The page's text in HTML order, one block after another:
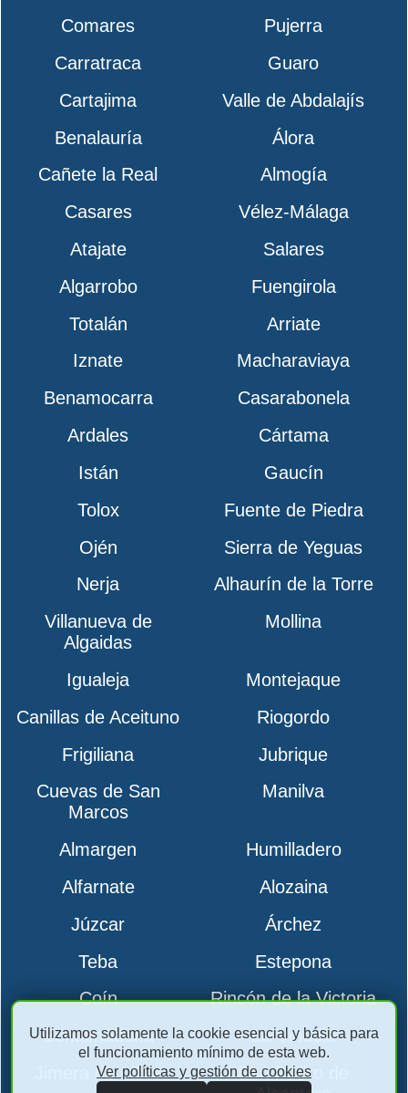
Comares
Pujerra
Carratraca
Guaro
Cartajima
Valle de Abdalajís
Benalauría
Álora
Cañete la Real
Almogía
Casares
Vélez-Málaga
Atajate
Salares
Algarrobo
Fuengirola
Totalán
Arriate
Iznate
Macharaviaya
Benamocarra
Casarabonela
Ardales
Cártama
Istán
Gaucín
Tolox
Fuente de Piedra
Ojén
Sierra de Yeguas
Nerja
Alhaurín de la Torre
Villanueva de
Algaidas
Mollina
Igualeja
Montejaque
Canillas de Aceituno
Riogordo
Frigiliana
Jubrique
Cuevas de San
Marcos
Manilva
Almargen
Humilladero
Alfarnate
Alozaina
Júzcar
Árchez
Teba
Estepona
Coín
Rincón de la Victoria
Benalmádena
La Viñuela
Jimera de Líbar
San Pedro de
Utilizamos solamente la cookie esencial y básica para
el funcionamiento mínimo de esta web.
Ver políticas y gestión de cookies